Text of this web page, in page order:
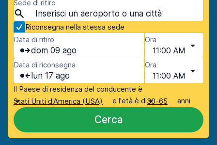
Sede di ritiro
Riconsegna nella stessa sede
Data di ritiro
dom 09 ago
Ora
11:00 AM
Data di riconsegna
lun 17 ago
Ora
11:00 AM
Il Paese di residenza del conducente è
Stati Uniti d'America (USA)
e l'età è di30-65 anni
Cerca